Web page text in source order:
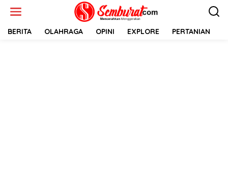
BERITA OLAHRAGA OPINI EXPLORE PERTANIAN